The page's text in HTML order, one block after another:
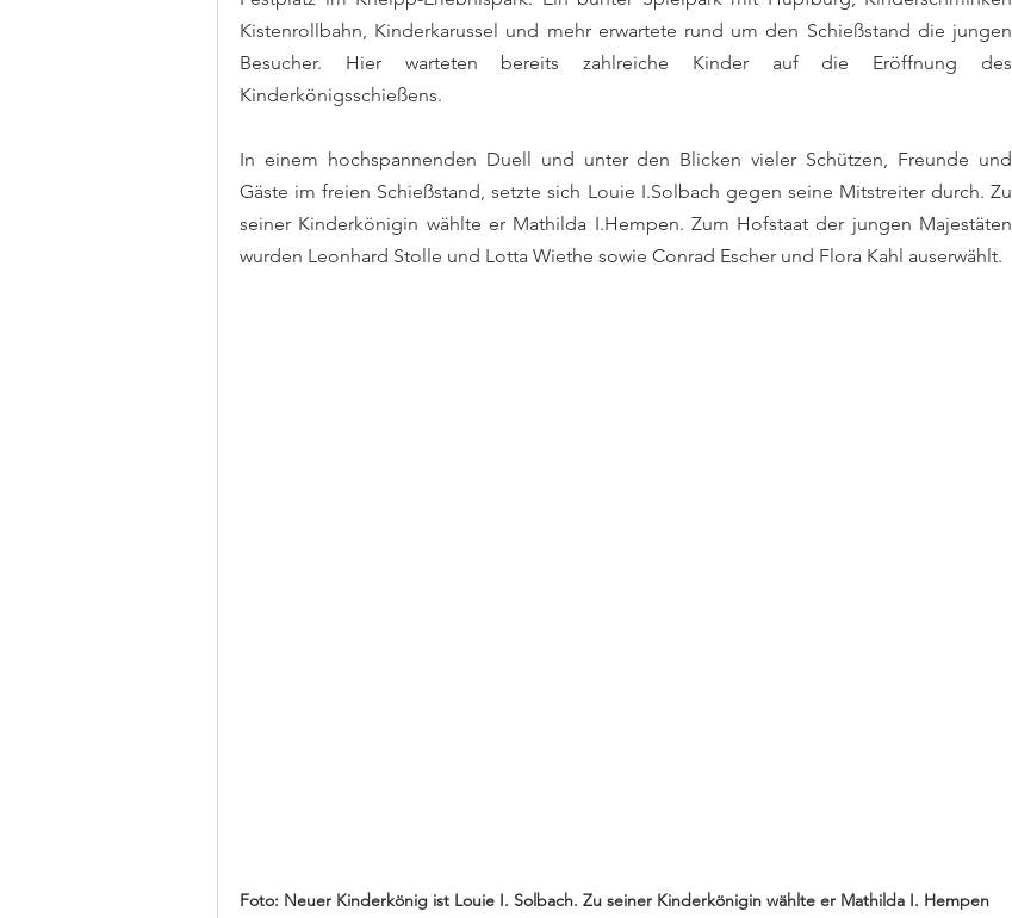
Kistenrollbahn, Kinderkarussel und mehr erwartete rund um den Schießstand die jungen
Besucher. Hier warteten bereits zahlreiche Kinder auf die Eröffnung des
Kinderkönigsschießens.
In einem hochspannenden Duell und unter den Blicken vieler Schützen, Freunde und
Gäste im freien Schießstand, setzte sich Louie I.Solbach gegen seine Mitstreiter durch. Zu
seiner Kinderkönigin wählte er Mathilda I.Hempen. Zum Hofstaat der jungen Majestäten
wurden Leonhard Stolle und Lotta Wiethe sowie Conrad Escher und Flora Kahl auserwählt.
Foto: Neuer Kinderkönig ist Louie I. Solbach. Zu seiner Kinderkönigin wählte er Mathilda I. Hempen